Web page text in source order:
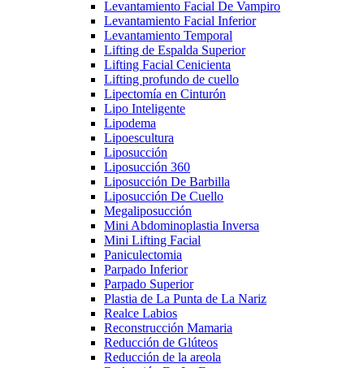
Levantamiento Facial De Vampiro
Levantamiento Facial Inferior
Levantamiento Temporal
Lifting de Espalda Superior
Lifting Facial Cenicienta
Lifting profundo de cuello
Lipectomía en Cinturón
Lipo Inteligente
Lipodema
Lipoescultura
Liposucción
Liposucción 360
Liposucción De Barbilla
Liposucción De Cuello
Megaliposucción
Mini Abdominoplastia Inversa
Mini Lifting Facial
Paniculectomia
Parpado Inferior
Parpado Superior
Plastia de La Punta de La Nariz
Realce Labios
Reconstrucción Mamaria
Reducción de Glúteos
Reducción de la areola